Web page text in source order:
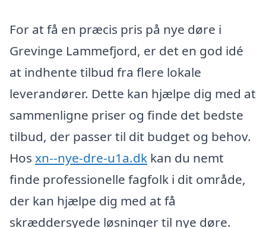
For at få en præcis pris på nye døre i
Grevinge Lammefjord, er det en god idé
at indhente tilbud fra flere lokale
leverandører. Dette kan hjælpe dig med at
sammenligne priser og finde det bedste
tilbud, der passer til dit budget og behov.
Hos xn--nye-dre-u1a.dk kan du nemt
finde professionelle fagfolk i dit område,
der kan hjælpe dig med at få
skræddersyede løsninger til nye døre.